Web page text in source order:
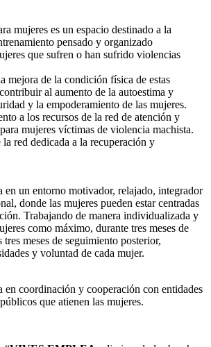
mujeres es un espacio destinado a la
pensado y organizado
que sufren o han sufrido violencias
mejora de la condición física de estas
al aumento de la autoestima y
y la empoderamiento de las mujeres.
a los recursos de la red de atención y
mujeres víctimas de violencia machista.
la red dedicada a la recuperación y
en un entorno motivador, relajado, integrador
donde las mujeres pueden estar centradas
Trabajando de manera individualizada y
como máximo, durante tres meses de
meses de seguimiento posterior,
y voluntad de cada mujer.
en coordinación y cooperación con entidades
que atienen las mujeres.